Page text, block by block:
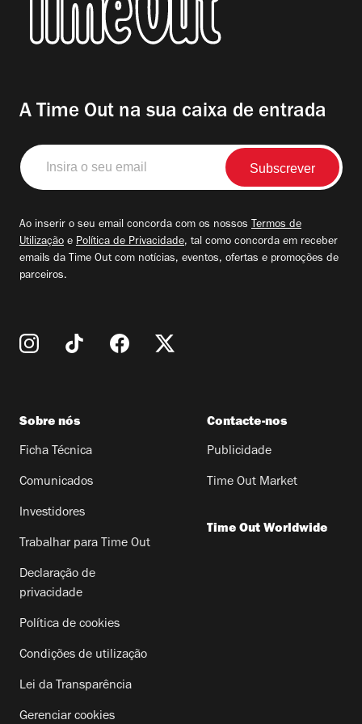
A Time Out na sua caixa de entrada
Insira
o
seu
Ao inserir o seu email concorda com os nossos Termos de
Utilização e Política de Privacidade, tal como concorda em receber
emails da Time Out com notícias, eventos, ofertas e promoções de
parceiros.
Sobre nós
Ficha Técnica
Comunicados
Investidores
Trabalhar para Time Out
Declaração de
privacidade
Política de cookies
Condições de utilização
Lei da Transparência
Gerenciar cookies
Contacte-nos
Publicidade
Time Out Market
Time Out Worldwide